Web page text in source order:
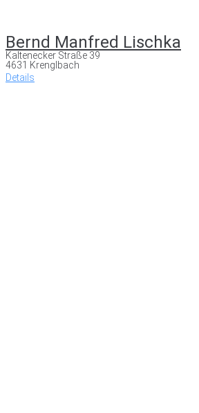
Bernd Manfred Lischka
Kaltenecker Straße 39
4631 Krenglbach
Details